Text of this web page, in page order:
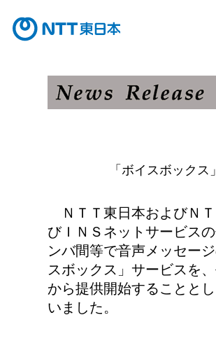
「ボイスボック
ＮＴＴ東日本およびＮ
びＩＮＳネットサービス
ンバ間等で音声メッセー
スボックス」サービスを
から提供開始することと
いました。